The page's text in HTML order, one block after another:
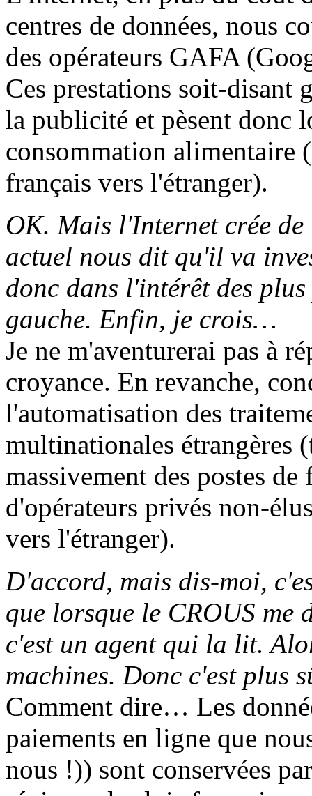
centres de données, nous
des opérateurs GAFA
Ces prestations soit-disant
la publicité et pèsent donc
consommation alimentaire
français vers l'étranger).
OK. Mais l'Internet crée
actuel nous dit qu'il va
donc dans l'intérêt des
gauche. Enfin, je crois…
Je ne m'aventurerai pas à
croyance. En revanche,
l'automatisation des
multinationales étrangères
massivement des postes
d'opérateurs privés non-
vers l'étranger).
D'accord, mais dis-moi,
que lorsque le CROUS me
c'est un agent qui la lit.
machines. Donc c'est plus
Comment dire… Les
paiements en ligne que
nous !)) sont conservées